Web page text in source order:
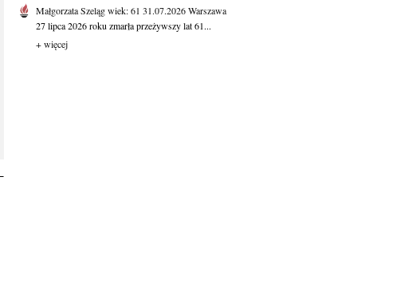
Małgorzata Szelągwiek: 61 31.07.2026Warszawa
27 lipca 2026 roku zmarła przeżywszy lat 61...
+ więcej